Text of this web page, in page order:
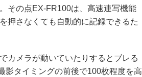
その点EX-FR100は、高速連写機能
押さなくても自動的に記録できるた
カメラが動いていたりするとブレる
影タイミングの前後で100枚程度を高